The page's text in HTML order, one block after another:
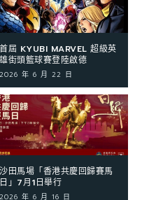
首屆 KYUBI MARVEL 超級英
雄街頭籃球賽登陸啟德
2026 年 6 月 22 日
沙田馬場「香港共慶回歸賽馬
日」7月1日舉行
2026 年 6 月 16 日